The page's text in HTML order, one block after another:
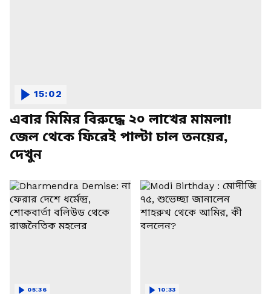
এবার মিমির বিরুদ্ধে ২০ লাখের মামলা!
জেল থেকে ফিরেই পাল্টা চাল তনয়ের,
দেখুন
15:02
05:36 10:33